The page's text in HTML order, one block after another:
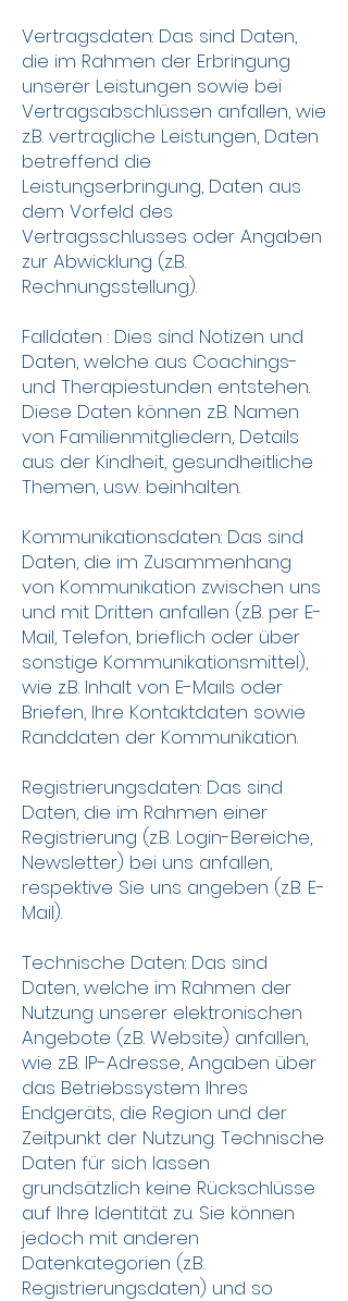
Vertragsdaten: Das sind Daten,
die im Rahmen der Erbringung
unserer Leistungen sowie bei
Vertragsabschlüssen anfallen, wie
z.B. vertragliche Leistungen, Daten
betreffend die
Leistungserbringung, Daten aus
dem Vorfeld des
Vertragsschlusses oder Angaben
zur Abwicklung (z.B.
Rechnungsstellung).
Falldaten : Dies sind Notizen und
Daten, welche aus Coachings-
und Therapiestunden entstehen.
Diese Daten können z.B. Namen
von Familienmitgliedern, Details
aus der Kindheit, gesundheitliche
Themen, usw. beinhalten.
Kommunikationsdaten: Das sind
Daten, die im Zusammenhang
von Kommunikation zwischen uns
und mit Dritten anfallen (z.B. per E-
Mail, Telefon, brieflich oder über
sonstige Kommunikationsmittel),
wie z.B. Inhalt von E-Mails oder
Briefen, Ihre Kontaktdaten sowie
Randdaten der Kommunikation.
Registrierungsdaten: Das sind
Daten, die im Rahmen einer
Registrierung (z.B. Login-Bereiche,
Newsletter) bei uns anfallen,
respektive Sie uns angeben (z.B. E-
Mail).
Technische Daten: Das sind
Daten, welche im Rahmen der
Nutzung unserer elektronischen
Angebote (z.B. Website) anfallen,
wie z.B. IP-Adresse, Angaben über
das Betriebssystem Ihres
Endgeräts, die Region und der
Zeitpunkt der Nutzung. Technische
Daten für sich lassen
grundsätzlich keine Rückschlüsse
auf Ihre Identität zu. Sie können
jedoch mit anderen
Datenkategorien (z.B.
Registrierungsdaten) und so